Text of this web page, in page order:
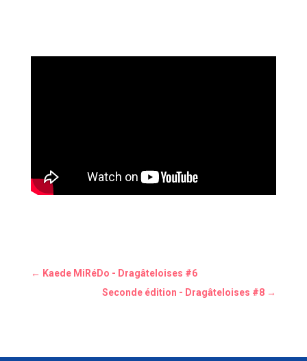
← Kaede MiRéDo - Dragâteloises #6
Seconde édition - Dragâteloises #8 →